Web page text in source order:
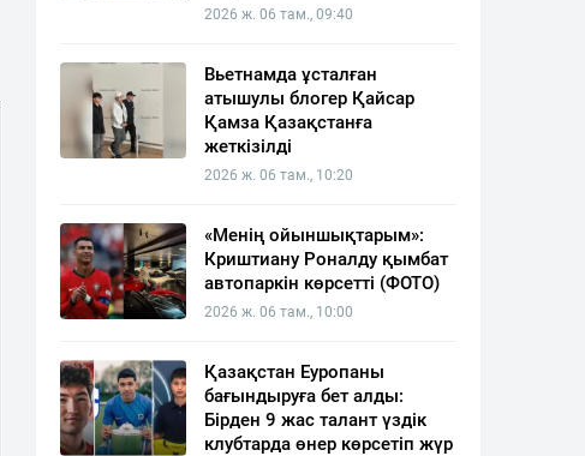
2026 ж. 06 там., 09:40
Вьетнамда ұсталған
атышулы блогер Қайсар
Қамза Қазақстанға
жеткізілді
2026 ж. 06 там., 10:20
«Менің ойыншықтарым»:
Криштиану Роналду қымбат
автопаркін көрсетті (ФОТО)
2026 ж. 06 там., 10:00
Қазақстан Еуропаны
бағындыруға бет алды:
Бірден 9 жас талант үздік
клубтарда өнер көрсетіп жүр